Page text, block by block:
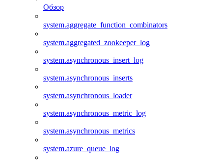
Обзор
system.aggregate_function_combinators
system.aggregated_zookeeper_log
system.asynchronous_insert_log
system.asynchronous_inserts
system.asynchronous_loader
system.asynchronous_metric_log
system.asynchronous_metrics
system.azure_queue_log